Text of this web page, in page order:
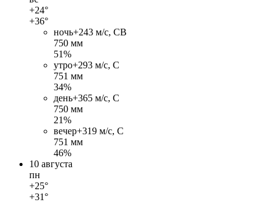
+24°
+36°
ночь+243 м/c, СВ
750 мм
51%
утро+293 м/c, С
751 мм
34%
день+365 м/c, С
750 мм
21%
вечер+319 м/c, С
751 мм
46%
10 августа
пн
+25°
+31°